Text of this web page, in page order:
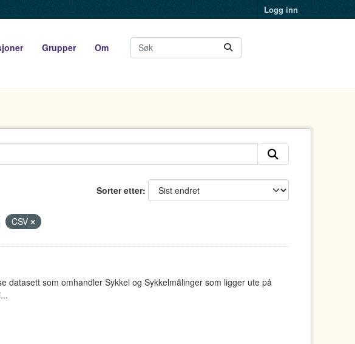
Logg inn
Grupper Om
Sorter etter
CSV
datasett som omhandler Sykkel og Sykkelmålinger som ligger ute på